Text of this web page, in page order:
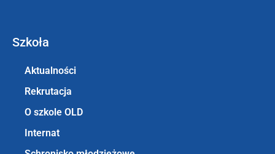
Szkoła
Aktualności
Rekrutacja
O szkole OLD
Internat